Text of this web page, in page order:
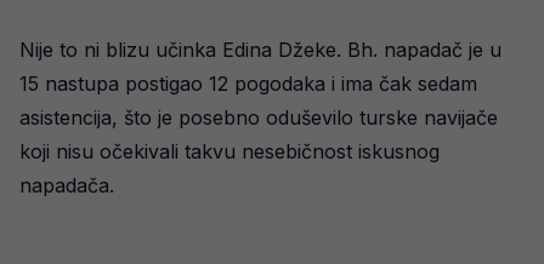
Nije to ni blizu učinka Edina Džeke. Bh. napadač je u
15 nastupa postigao 12 pogodaka i ima čak sedam
asistencija, što je posebno oduševilo turske navijače
koji nisu očekivali takvu nesebičnost iskusnog
napadača.